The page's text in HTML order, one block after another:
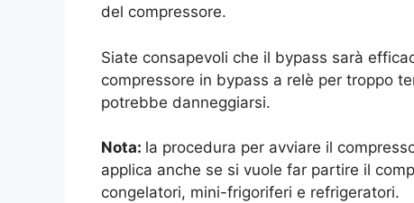
del compressore.
Siate consapevoli che il bypass sarà
compressore in bypass a relè per troppo
potrebbe danneggiarsi.
Nota: la procedura per avviare il
applica anche se si vuole far partire il
congelatori, mini-frigoriferi e refrigeratori.